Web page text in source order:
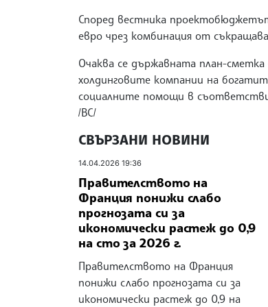
Според вестника
евро чрез комбинация от
Очаква се държавната план-
холдинговите компании на
социалните помощи в
/ВС/
СВЪРЗАНИ НОВИНИ
14.04.2026 19:36
Правителството на
Франция понижи слабо
прогнозата си за
икономически растеж до 0,9
на сто за 2026 г.
Правителството на Франция
понижи слабо прогнозата си за
икономически растеж до 0,9 на